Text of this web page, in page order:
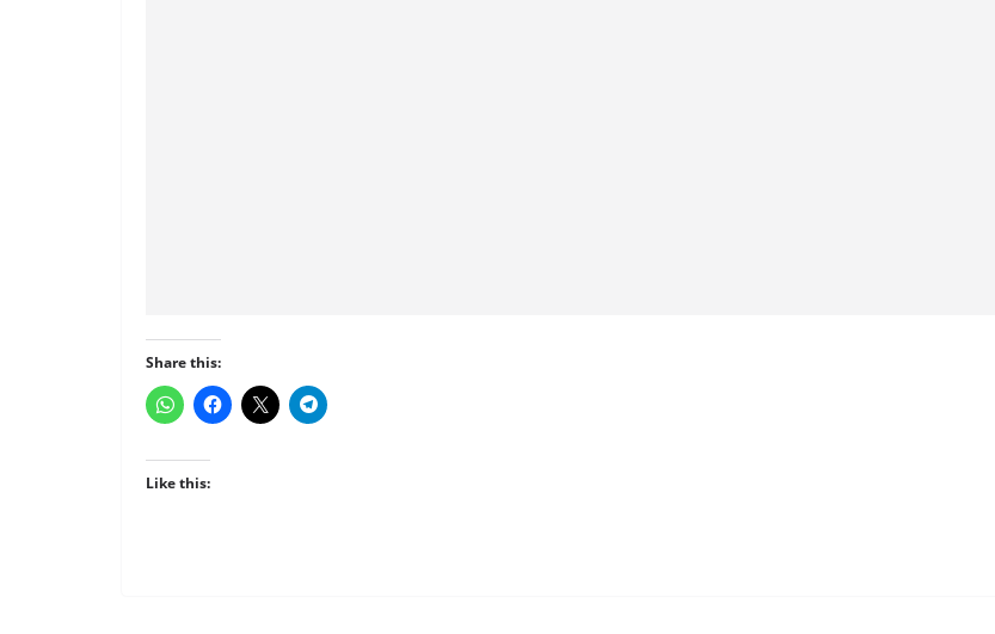
Share this:
Like this: